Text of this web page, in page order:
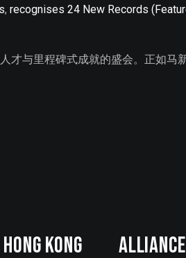
, recognises 24 New Records
才与里程碑式成就的盛会。正如马
Kong